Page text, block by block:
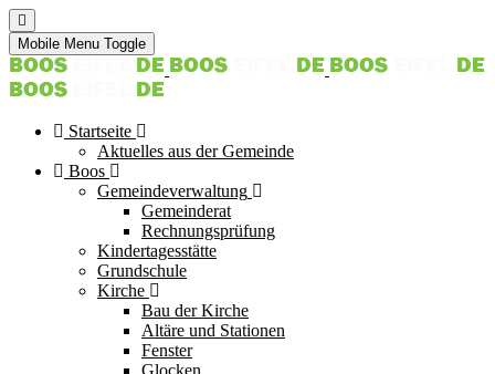
Mobile Menu Toggle
Startseite
Aktuelles aus der Gemeinde
Boos
Gemeindeverwaltung
Gemeinderat
Rechnungsprüfung
Kindertagesstätte
Grundschule
Kirche
Bau der Kirche
Altäre und Stationen
Fenster
Glocken